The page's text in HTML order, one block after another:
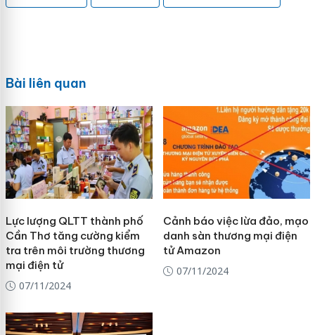
Bài liên quan
Lực lượng QLTT thành phố
Cần Thơ tăng cường kiểm
tra trên môi trường thương
mại điện tử
07/11/2024
Cảnh báo việc lừa đảo, mạo
danh sàn thương mại điện
tử Amazon
07/11/2024